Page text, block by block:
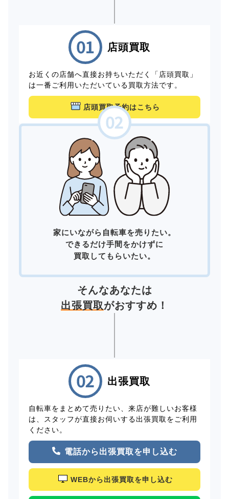
店頭買取
お近くの店舗へ直接お持ちいただく「店頭買取」
は一番ご利用いただいている買取方法です。
店頭買取予約はこちら
家にいながら自転車を売りたい。
できるだけ手間をかけずに
買取してもらいたい。
そんなあなたは
出張買取がおすすめ！
出張買取
自転車をまとめて売りたい、来店が難しいお客様
は、スタッフが直接お伺いする出張買取をご利用
ください。
電話から出張買取を申し込む
WEBから出張買取を申し込む